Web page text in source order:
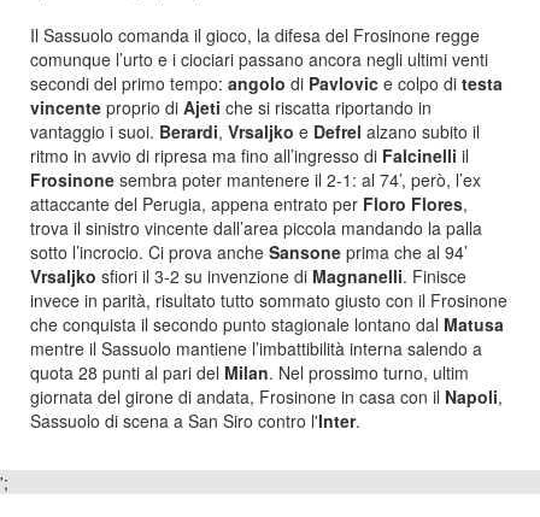
Il Sassuolo comanda il gioco, la difesa del Frosinone regge
comunque l’urto e i ciociari passano ancora negli ultimi venti
secondi del primo tempo: angolo di Pavlovic e colpo di testa
vincente proprio di Ajeti che si riscatta riportando in
vantaggio i suoi. Berardi, Vrsaljko e Defrel alzano subito il
ritmo in avvio di ripresa ma fino all’ingresso di Falcinelli il
Frosinone sembra poter mantenere il 2-1: al 74’, però, l’ex
attaccante del Perugia, appena entrato per Floro Flores,
trova il sinistro vincente dall’area piccola mandando la palla
sotto l’incrocio. Ci prova anche Sansone prima che al 94’
Vrsaljko sfiori il 3-2 su invenzione di Magnanelli. Finisce
invece in parità, risultato tutto sommato giusto con il Frosinone
che conquista il secondo punto stagionale lontano dal Matusa
mentre il Sassuolo mantiene l’imbattibilità interna salendo a
quota 28 punti al pari del Milan. Nel prossimo turno, ultim
giornata del girone di andata, Frosinone in casa con il Napoli,
Sassuolo di scena a San Siro contro l'Inter.
';